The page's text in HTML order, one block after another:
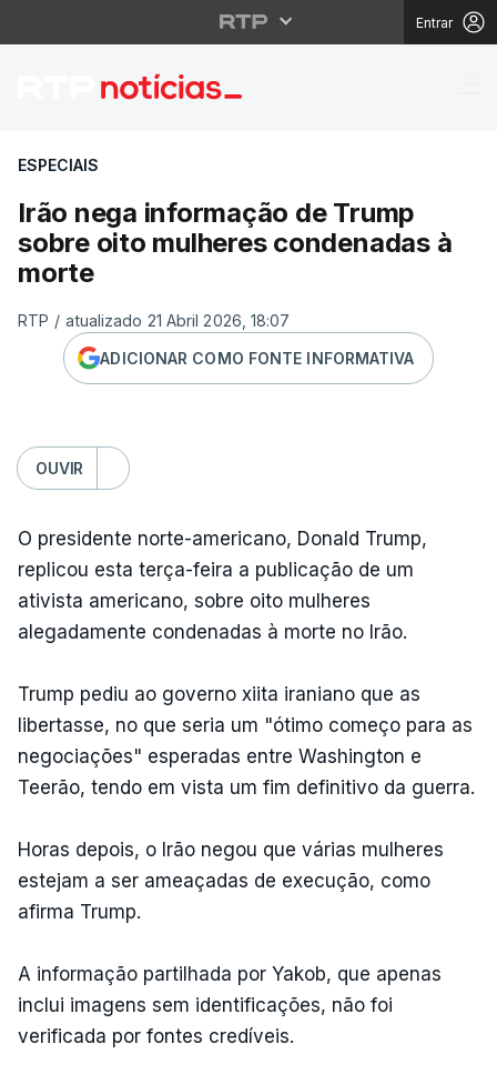
Entrar
Irão nega informação
ESPECIAIS
Irão nega informação de Trump
sobre oito mulheres condenadas à
morte
RTP / atualizado 21 Abril 2026, 18:07
ADICIONAR COMO FONTE INFORMATIVA
OUVIR
O presidente norte-americano, Donald Trump,
replicou esta terça-feira a publicação de um
ativista americano, sobre oito mulheres
alegadamente condenadas à morte no Irão.
Trump pediu ao governo xiita iraniano que as
libertasse, no que seria um "ótimo começo para as
negociações" esperadas entre Washington e
Teerão, tendo em vista um fim definitivo da guerra.
Horas depois, o Irão negou que várias mulheres
estejam a ser ameaçadas de execução, como
afirma Trump.
A informação partilhada por Yakob, que apenas
inclui imagens sem identificações, não foi
verificada por fontes credíveis.